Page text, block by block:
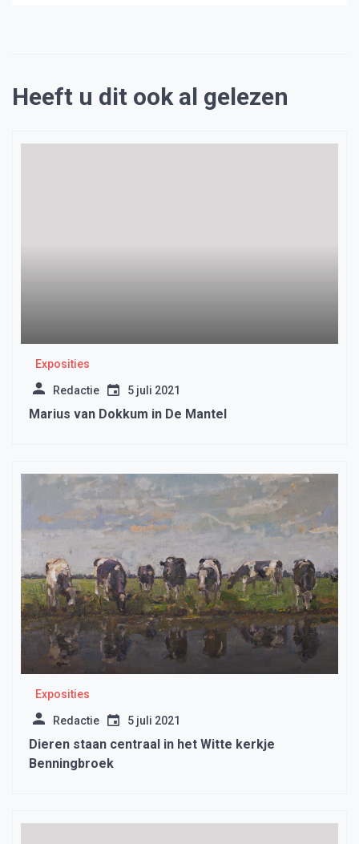
Heeft u dit ook al gelezen
Exposities
Redactie 5 juli 2021
Marius van Dokkum in De Mantel
Exposities
Redactie 5 juli 2021
Dieren staan centraal in het Witte kerkje
Benningbroek